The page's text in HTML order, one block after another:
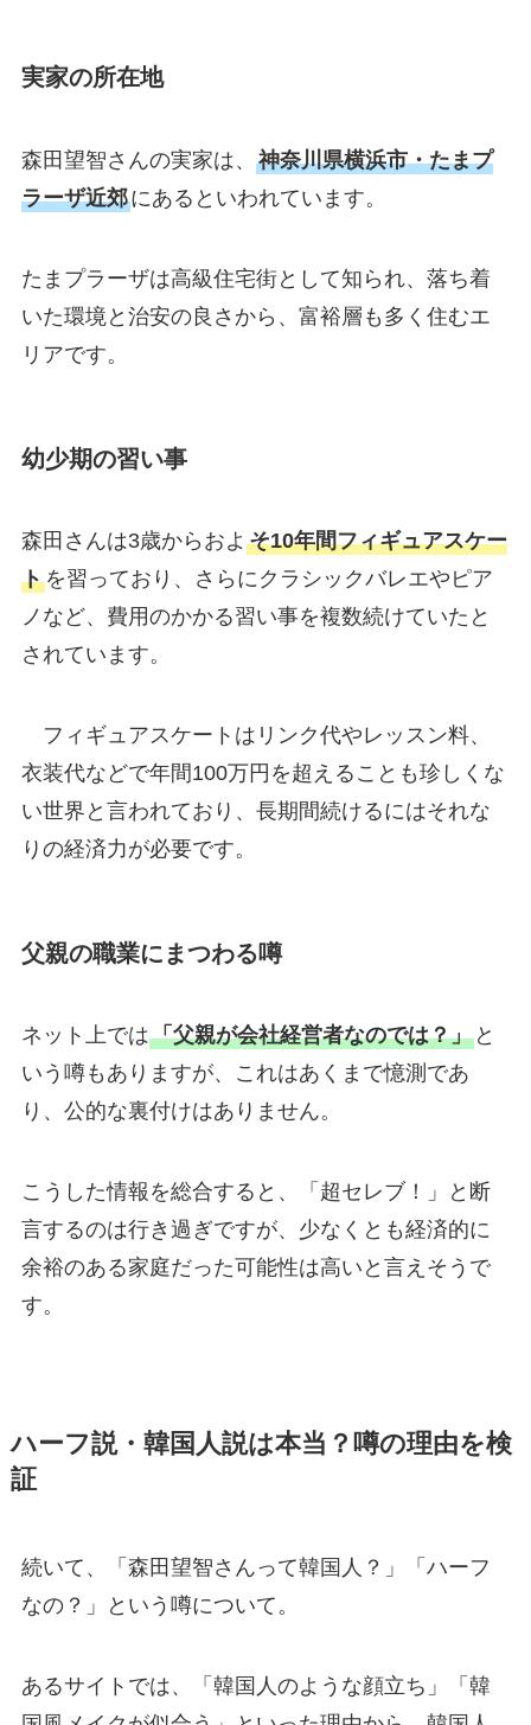
実家の所在地
森田望智さんの実家は、 神奈川県横浜市・たまプ
ラーザ近郊にあるといわれています。
たまプラーザは高級住宅街として知られ、落ち着
いた環境と治安の良さから、富裕層も多く住むエ
リアです。
幼少期の習い事
森田さんは3歳からおよ そ10年間フィギュアスケー
トを習っており、さらにクラシックバレエやピア
ノなど、費用のかかる習い事を複数続けていたと
されています。
フィギュアスケートはリンク代やレッスン料、
衣装代などで年間100万円を超えることも珍しくな
い世界と言われており、長期間続けるにはそれな
りの経済力が必要です。
父親の職業にまつわる噂
ネット上では「父親が会社経営者なのでは？」と
いう噂もありますが、これはあくまで憶測であ
り、公的な裏付けはありません。
こうした情報を総合すると、「超セレブ！」と断
言するのは行き過ぎですが、少なくとも経済的に
余裕のある家庭だった可能性は高いと言えそうで
す。
ハーフ説・韓国人説は本当？噂の理由を検
証
続いて、「森田望智さんって韓国人？」「ハーフ
なの？」という噂について。
あるサイトでは、「韓国人のような顔立ち」「韓